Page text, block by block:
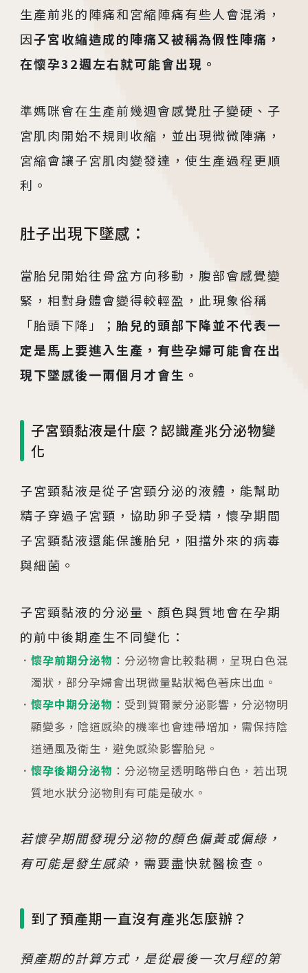
板橋院區
/Taipei
門診異動
2026.04.16
檢」、「婚前健康檢查」及「育兒健檢」門診表
活動講座
2026茂盛醫院全台巡迴好孕講座
2026.01.01
2026茂盛醫院講座《每月好孕講座》
茂盛醫院生殖醫學中心
安馨產後護理之家
其他相關
人才招募
生產前兆的陣痛和宮縮陣痛有些人會混淆，
因子宮收縮造成的陣痛又被稱為假性陣痛，
在懷孕32週左右就可能會出現。
準媽咪會在生產前幾週會感覺肚子變硬、子
宮肌肉開始不規則收縮，並出現微微陣痛，
宮縮會讓子宮肌肉變發達，使生產過程更順
利。
肚子出現下墜感：
當胎兒開始往骨盆方向移動，腹部會感覺變
緊，相對身體會變得較輕盈，此現象俗稱
「胎頭下降」； 胎兒的頭部下降並不代表一
定是馬上要進入生產，有些孕婦可能會在出
現下墜感後一兩個月才會生。
子宮頸黏液是什麼？認識產兆分泌物變
化
子宮頸黏液是從子宮頸分泌的液體，能幫助
精子穿過子宮頸，協助卵子受精，懷孕期間
子宮頸黏液還能保護胎兒，阻擋外來的病毒
與細菌。
子宮頸黏液的分泌量、顏色與質地會在孕期
的前中後期產生不同變化：
懷孕前期分泌物 ：分泌物會比較黏稠，呈現白色混
濁狀，部分孕婦會出現微量點狀褐色著床出血。
懷孕中期分泌物 ：受到賀爾蒙分泌影響，分泌物明
顯變多，陰道感染的機率也會連帶增加，需保持陰
道通風及衛生，避免感染影響胎兒。
懷孕後期分泌物 ：分泌物呈透明略帶白色，若出現
質地水狀分泌物則有可能是破水。
若懷孕期間發現分泌物的顏色偏黃或偏綠，
有可能是發生感染 ，需要盡快就醫檢查。
到了預產期一直沒有產兆怎麼辦？
預產期的計算方式，是從最後一次月經的第